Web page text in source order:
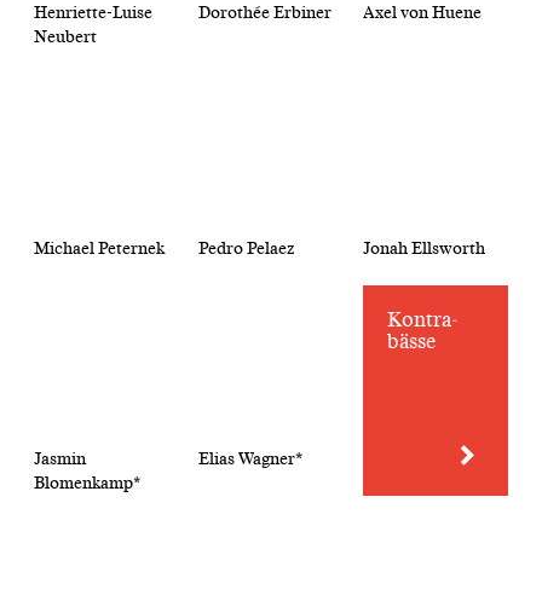
Henriette-Luise
Neubert
Dorothée Erbiner Axel von Huene
Michael Peternek Pedro Pelaez Jonah Ellsworth
Jasmin
Blomenkamp*
Elias Wagner*
Kontra­
bässe